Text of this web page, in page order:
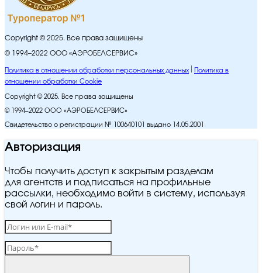
Copyright © 2025. Все права защищены
© 1994–2022 ООО «АЭРОБЕЛСЕРВИС»
Политика в отношении обработки персональных данных
Политика в
отношении обработки Cookie
Copyright © 2025. Все права защищены
© 1994–2022 ООО «АЭРОБЕЛСЕРВИС»
Свидетельство о регистрации № 100640101 выдано 14.05.2001
Авторизация
Чтобы получить доступ к закрытым разделам
для агентств и подписаться на профильные
рассылки, необходимо войти в систему, используя
свой логин и пароль.